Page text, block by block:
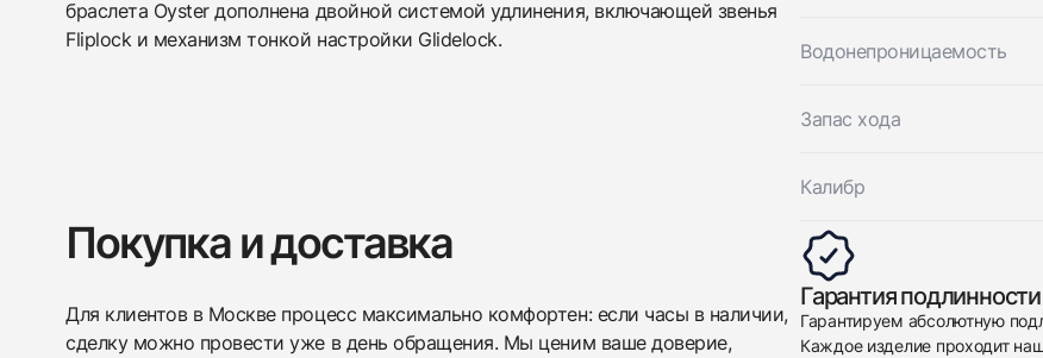
браслета Oyster дополнена двойной системой удлинения, включающей звенья
Fliplock и механизм тонкой настройки Glidelock.
Водонепроницаемость
Запас хода
Калибр
Покупка и доставка
Для клиентов в Москве процесс максимально комфортен: если часы в наличии,
сделку можно провести уже в день обращения. Мы ценим ваше доверие,
Гарантия подлинности
Гарантируем абсолютную
Каждое изделие проходит